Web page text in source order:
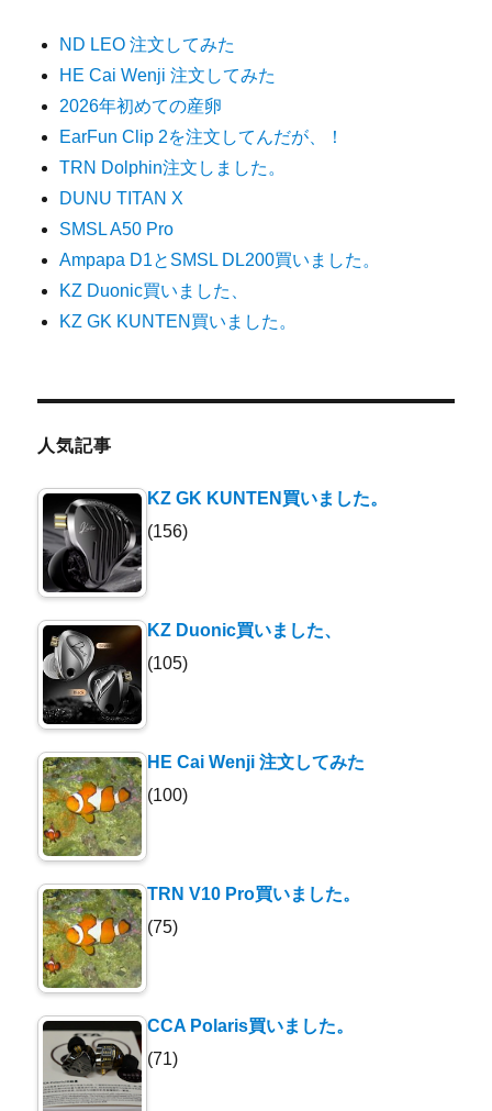
ND LEO 注文してみた
HE Cai Wenji 注文してみた
2026年初めての産卵
EarFun Clip 2を注文してんだが、！
TRN Dolphin注文しました。
DUNU TITAN X
SMSL A50 Pro
Ampapa D1とSMSL DL200買いました。
KZ Duonic買いました、
KZ GK KUNTEN買いました。
人気記事
KZ GK KUNTEN買いました。
(156)
KZ Duonic買いました、
(105)
HE Cai Wenji 注文してみた
(100)
TRN V10 Pro買いました。
(75)
CCA Polaris買いました。
(71)